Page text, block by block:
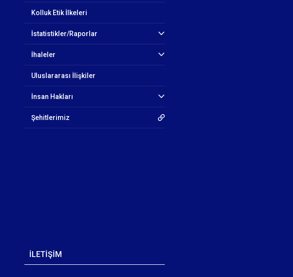
Kolluk Etik İlkeleri
İstatistikler/Raporlar
İhaleler
Uluslararası İlişkiler
İnsan Hakları
Şehitlerimiz
İLETİŞİM